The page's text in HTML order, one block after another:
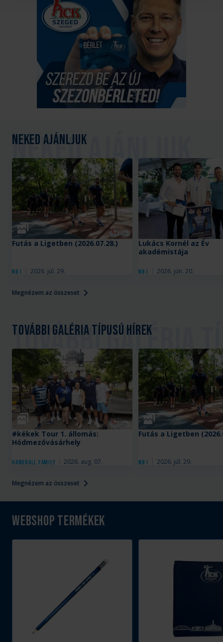
Neked ajánljuk
Megnézem az összeset
Galéria
NB I 2026. júl. 29.
Futás a Ligetben (2026.07.28.)
NB I 2026. jún. 20.
Lukács Kornél az Év
akadémistája
További galéria típusú hírek
Megnézem az összeset
Galéria
Handball Family 2026. aug. 07.
#kékek Tour 1. állomás:
Hódmezővásárhely
Galéria
NB I 2026. júl. 29.
Futás a Ligetben
Webshop termékek